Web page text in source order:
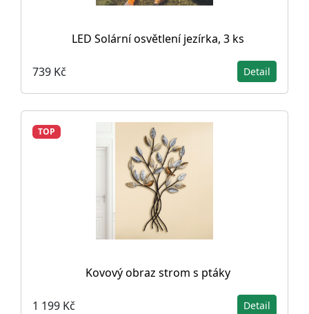
LED Solární osvětlení jezírka, 3 ks
739 Kč Detail
TOP
Kovový obraz strom s ptáky
1 199 Kč Detail